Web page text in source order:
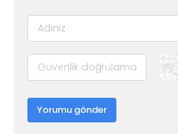
Yorumu gönder